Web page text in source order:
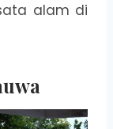
alam di